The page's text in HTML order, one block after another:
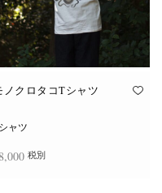
ノクロタコTシャツ
ャツ
8,000 税別